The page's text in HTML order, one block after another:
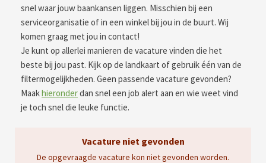
snel waar jouw baankansen liggen. Misschien bij een
serviceorganisatie of in een winkel bij jou in de buurt. Wij
komen graag met jou in contact!
Je kunt op allerlei manieren de vacature vinden die het
beste bij jou past. Kijk op de landkaart of gebruik één van de
filtermogelijkheden. Geen passende vacature gevonden?
Maakhieronderdan snel een job alert aan en wie weet vind
je toch snel die leuke functie.
Vacature niet gevonden
De opgevraagde vacature kon niet gevonden worden.